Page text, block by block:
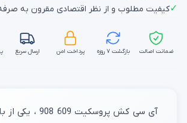
✓کیفیت مطلوب و از نظر اقتصادی مقرون به
ضمانت اصالت بازگشت ۷ روزه پرداخت امن ارسال سریع
آی سی کش پروسکیت 609 908 ، یکی از با کیفیت ترین